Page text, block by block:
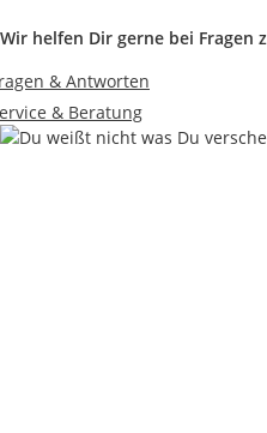
Wir helfen Dir gerne bei Fragen
& Antworten
& Beratung